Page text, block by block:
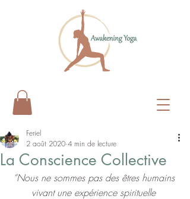
La Conscience Collective
Feriel
2 août 2020 4 min de lecture
“Nous ne sommes pas des êtres humains
vivant une expérience spirituelle